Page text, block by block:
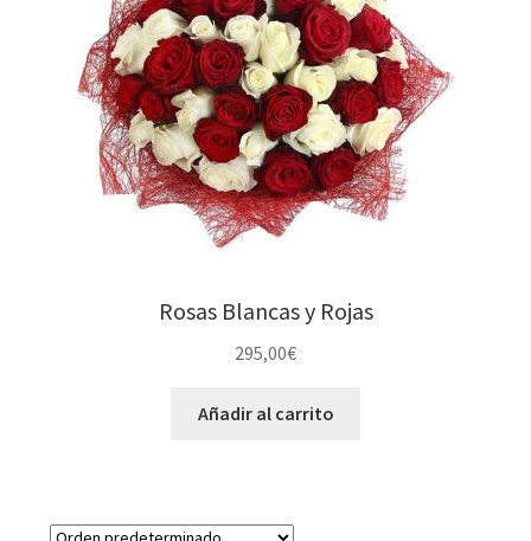
Rosas Blancas y Rojas
295,00€
Añadir al carrito